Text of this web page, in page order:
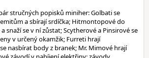
stručných popisků miniher: Golbati se
a sbírají srdíčka; Hitmontopové do
snaží se v ní zůstat; Scytherové a Pinsirové se
v určený okamžik; Furreti hrají
nasbírat body z branek; Mr. Mimové hrají